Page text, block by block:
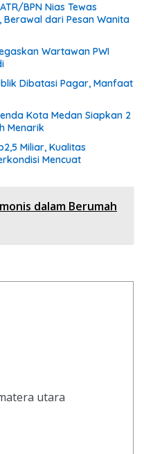
BPN Nias Tewas
dari Pesan Wanita
Wartawan PWI
Dibatasi Pagar, Manfaat
Kota Medan Siapkan 2
Menarik
Miliar, Kualitas
Mencuat
dalam Berumah
utara